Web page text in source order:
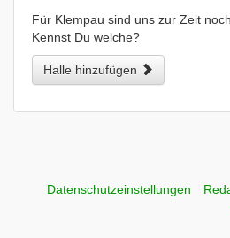
Für Klempau sind uns zur Zeit
Kennst Du welche?
Halle hinzufügen
Datenschutzeinstellungen